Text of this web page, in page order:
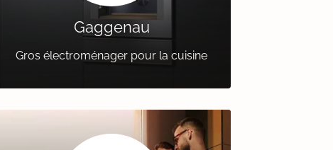
Gaggenau
Gros électroménager pour la cuisine